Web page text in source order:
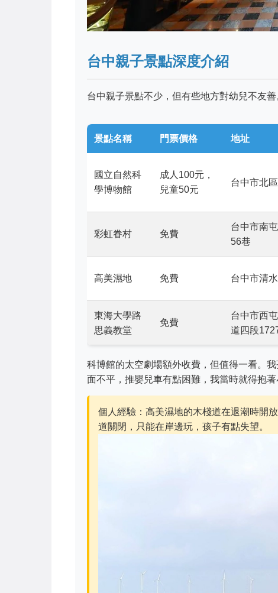
台中親子景點深度介紹
台中親子景點不少，但有些地方對幼兒不友
景點名稱 門票價格 地址
國立自然科
學博物館
成人100元，
兒童50元
台中市北
彩虹眷村 免費
台中市南
56巷
高美濕地 免費 台中市清
東海大學路
思義教堂
免費
台中市西
道四段
科博館的太空劇場額外收費，但值得一看。
面不平，推嬰兒車有點困難，我當時就得抱著
個人經驗：高美濕地的木棧道在退潮時開
道關閉，只能在岸邊玩，孩子有點失望。